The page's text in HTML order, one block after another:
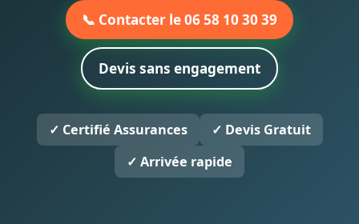
📞 Contacter le 06 58 10 30 39
Devis sans engagement
✓ Certifié Assurances
✓ Devis Gratuit
✓ Arrivée rapide